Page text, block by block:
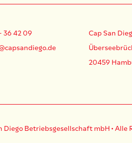
36 42 09
Cap San
20459
Diego Betriebsgesellschaft mbH • Alle